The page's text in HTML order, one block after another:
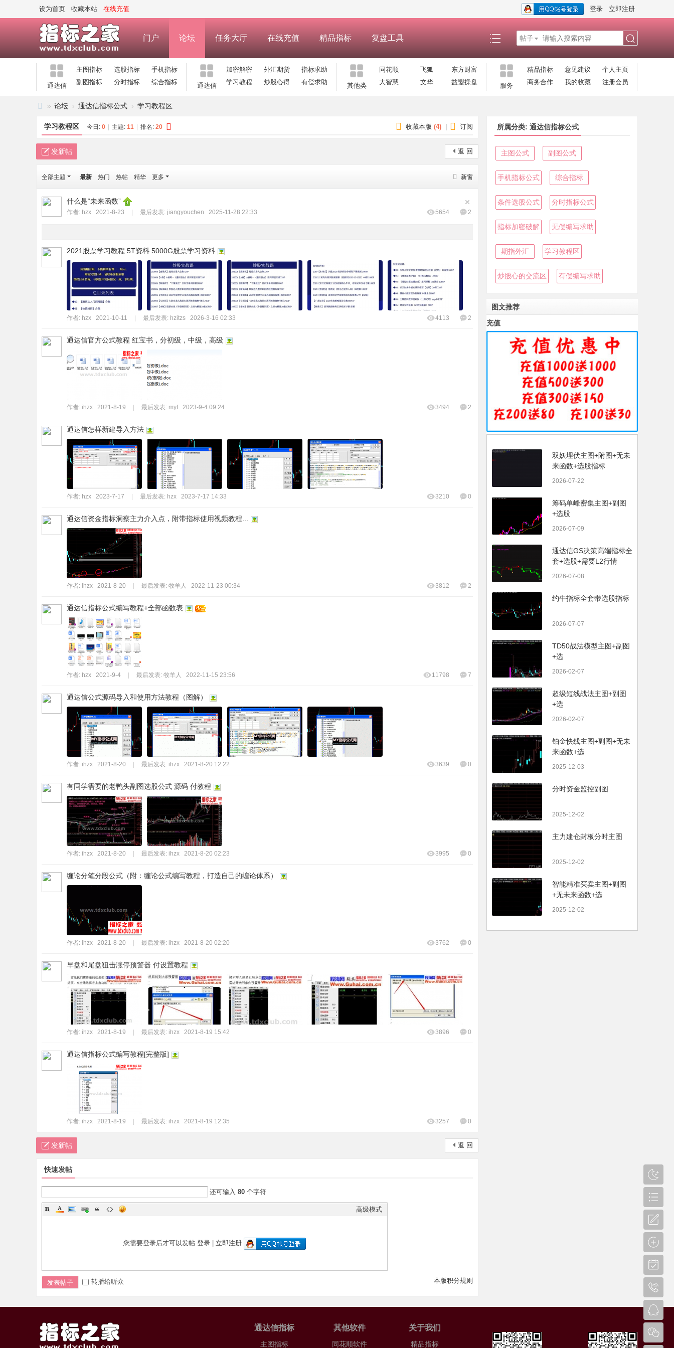
设为首页 收藏本站 在线充值 登录 立即注册
门户 论坛 任务大厅 在线充值 精品指标 复盘工具 帖子
通达信
主图指标 选股指标
手机指标
副图指标
分时指标 综合指标 通达信
加密解密 外汇期货
指标求助
学习教程
炒股心得 有偿求助 其他类
同花顺 飞狐
东方财富
大智慧
文华 益盟操盘 服务
精品指标 意见建议
个人主页
商务合作
我的收藏 注册会员
标
之
—
式
程
序
—
» 论坛 › 通达信指标公式 › 学习教程区
收藏本版 (4) 订阅
学习教程区 今日: 0 主题: 11 排名: 20
返 回
发新帖
新窗
全部主题 最新 热门 热帖 精华 更多
什么是“未来函数”
作者: hzx 2021-8-23 最后发表: jiangyouchen 2025-11-28 22:33 2
5654
2021股票学习教程 5T资料 5000G股票学习资料
作者: hzx 2021-10-11 最后发表: hzitzs 2026-3-16 02:33 2
4113
通达信官方公式教程 红宝书，分初级，中级，高级
作者: ihzx 2021-8-19 最后发表: myf 2023-9-4 09:24 2
3494
通达信怎样新建导入方法
作者: hzx 2023-7-17 最后发表: hzx 2023-7-17 14:33 0
3210
通达信资金指标洞察主力介入点，附带指标使用视频教程...
作者: ihzx 2021-8-20 最后发表: 牧羊人 2022-11-23 00:34 2
3812
通达信指标公式编写教程+全部函数表
作者: hzx 2021-9-4 最后发表: 牧羊人 2022-11-15 23:56 7
11798
通达信公式源码导入和使用方法教程（图解）
作者: ihzx 2021-8-20 最后发表: ihzx 2021-8-20 12:22 0
3639
有同学需要的老鸭头副图选股公式 源码 付教程
作者: ihzx 2021-8-20 最后发表: ihzx 2021-8-20 02:23 0
3995
缠论分笔分段公式（附：缠论公式编写教程，打造自己的缠论体系）
作者: ihzx 2021-8-20 最后发表: ihzx 2021-8-20 02:20 0
3762
早盘和尾盘狙击涨停预警器 付设置教程
作者: ihzx 2021-8-19 最后发表: ihzx 2021-8-19 15:42 0
3896
通达信指标公式编写教程[完整版]
作者: ihzx 2021-8-19 最后发表: ihzx 2021-8-19 12:35 0
3257
返 回
发新帖
快速发帖
还可输入 80 个字符
高级模式
您需要登录后才可以发帖 登录 立即注册
本版积分规则
发表帖子 转播给听众
所属分类: 通达信指标公式
主图公式 副图公式
手机指标公式 综合指标
条件选股公式 分时指标公式
指标加密破解 无偿编写求助
期指外汇 学习教程区
炒股心的交流区 有偿编写求助
图文推荐
充值
双妖埋伏主图+附图+无未
来函数+选股指标
2026-07-22
筹码单峰密集主图+副图
+选股
2026-07-09
通达信GS决策高端指标全
套+选股+需要L2行情
2026-07-08
约牛指标全套带选股指标
2026-07-07
TD50战法模型主图+副图
+选
2026-02-07
超级短线战法主图+副图
+选
2026-02-07
铂金快线主图+副图+无未
来函数+选
2025-12-03
分时资金监控副图
2025-12-02
主力建仓封板分时主图
2025-12-02
智能精准买卖主图+副图
+无未来函数+选
2025-12-02
通达信指标
主图指标
其他软件
同花顺软件
关于我们
精品指标